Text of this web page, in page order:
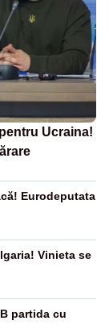
Ucraina!
Eurodeputata
Vinieta se
partida cu